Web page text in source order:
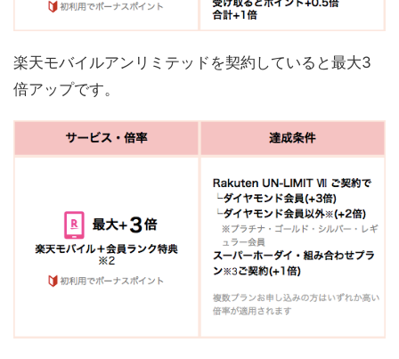
楽天モバイルアンリミテッドを契約していると最大3
倍アップです。